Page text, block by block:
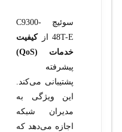
سوئیچ C9300-
48T-E از
کیفیت
خدمات (QoS)
پیشرفته
پشتیبانی می‌کند.
این ویژگی به
مدیران شبکه
اجازه می‌دهد که